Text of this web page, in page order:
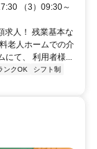
（3）09:30～
求人！ 残業基本な
老人ホームでの介
にて、 利用者様...
ンクOK
シフト制